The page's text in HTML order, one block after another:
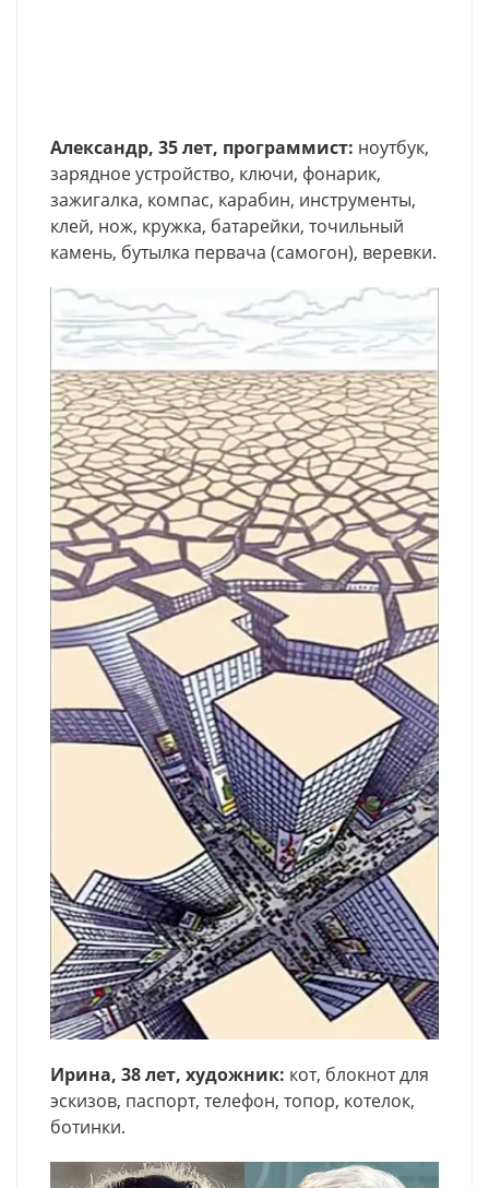
Александр, 35 лет, программист: ноутбук,
зарядное устройство, ключи, фонарик,
зажигалка, компас, карабин, инструменты,
клей, нож, кружка, батарейки, точильный
камень, бутылка первача (самогон), веревки.
Ирина, 38 лет, художник: кот, блокнот для
эскизов, паспорт, телефон, топор, котелок,
ботинки.